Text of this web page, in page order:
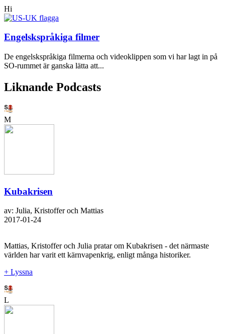
Hi
Engelskspråkiga filmer
De engelskspråkiga filmerna och videoklippen som vi har lagt in på
SO-rummet är ganska lätta att...
Liknande Podcasts
M
Kubakrisen
av: Julia, Kristoffer och Mattias
2017-01-24
Mattias, Kristoffer och Julia pratar om Kubakrisen - det närmaste
världen har varit ett kärnvapenkrig, enligt många historiker.
+ Lyssna
L